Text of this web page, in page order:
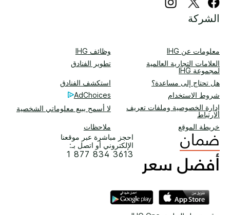
الشركة
معلومات عن IHG
وظائف IHG
العلامات التجارية العالمية
لمجموعة IHG
تطوير الفنادق
هل تحتاج إلى مساعدة؟
استكشف الفنادق
شروط الاستخدام
AdChoices
إدارة الخصوصية وملفات تعريف
الارتباط
لا أسمح ببيع معلوماتي الشخصية
خريطة الموقع
ملاحظات
احجز مباشرة عبر موقعنا
الإلكتروني أو اتصل بـ:
1 877 834 3613